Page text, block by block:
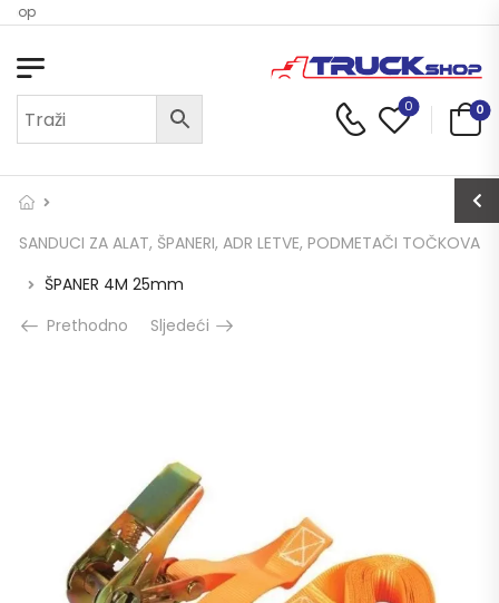
0 0
SANDUCI ZA ALAT, ŠPANERI, ADR LETVE, PODMETAČI TOČKOVA
ŠPANER 4M 25mm
Prethodno
Sljedeći